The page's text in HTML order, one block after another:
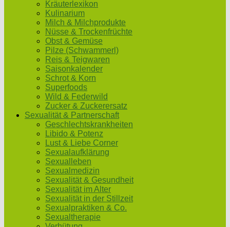
Kräuterlexikon
Kulinarium
Milch & Milchprodukte
Nüsse & Trockenfrüchte
Obst & Gemüse
Pilze (Schwammerl)
Reis & Teigwaren
Saisonkalender
Schrot & Korn
Superfoods
Wild & Federwild
Zucker & Zuckerersatz
Sexualität & Partnerschaft
Geschlechtskrankheiten
Libido & Potenz
Lust & Liebe Corner
Sexualaufklärung
Sexualleben
Sexualmedizin
Sexualität & Gesundheit
Sexualität im Alter
Sexualität in der Stillzeit
Sexualpraktiken & Co.
Sexualtherapie